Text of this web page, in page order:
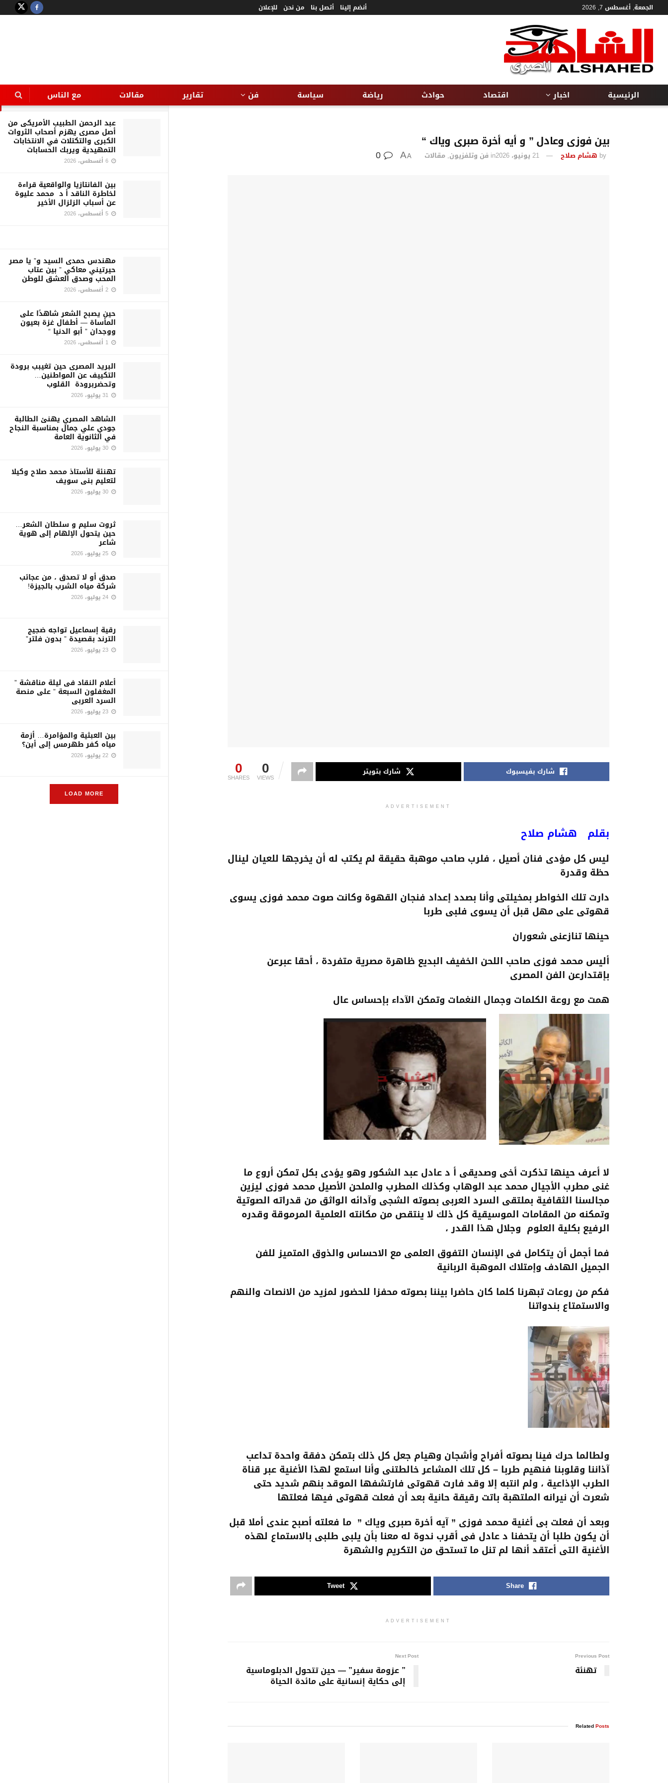
LATEST
وياك “
عبد الرحمن الطبيب الأمريكى من
أصل مصرى يهزم أصحاب الثروات
الكبرى والتكتلات في الانتخابات
التمهيدية ويربك الحسابات
بين الفانتازيا والواقعية قراءة
لخاطرة الناقد أ د محمد عليوة
عن أسباب الزلزال الأخير
مهندس حمدى السيد و” يا مصر
حيرتيني معاكي ” بين عتاب
المحب وصدق العشق للوطن
حين يصبح الشعر شاهدًا على
المأساة — أطفال غزة بعيون
ووجدان ” أبو الدنيا “
البريد المصرى حين تغيبب برودة
التكييف عن المواطنين…
وتحضربرودة القلوب
الشاهد المصري يهنئ الطالبة
جودي علي جمال بمناسبة النجاح
في الثانوية العامة
تهنئة للأستاذ محمد صلاح وكيلا
لتعليم بنى سويف
ثروت سليم و سلطان الشعر…
حين يتحول الإلهام إلى هوية
شاعر
صدق أو لا تصدق ، من عجائب
شركة مياه الشرب بالجيزة!
رقية إسماعيل تواجه ضجيج
الترند بقصيدة ” بدون فلتر”
أعلام النقاد فى ليلة مناقشة ”
المغفلون السبعة ” على منصة
السرد العربى
بين العبثية والمؤامرة… أزمة
مياه كفر طهرمس إلى أين؟
LOAD MORE
الجمعة, أغسطس 7, 2026 أنضم إلينا أتصل بنا من نحن للإعلان
الرئيسية اخبار اقتصاد حوادث رياضة سياسة فن تقارير مقالات مع الناس
بين فوزى وعادل ” و أيه أخرة صبرى وياك “
by هشام صلاح 21 يونيو، 2026 in فن وتلفزيون, مقالات A
A
0
SHARES 0
VIEWS
شارك بفيسبوك شارك بتويتر
ADVERTISEMENT
بقلم هشام صلاح
ليس كل مؤدى فنان أصيل ، فلرب صاحب موهبة حقيقة لم يكتب له أن يخرجها للعيان لينال
حظة وقدرة
دارت تلك الخواطر بمخيلتى وأنا بصدد إعداد فنجان القهوة وكانت صوت محمد فوزى يسوى
قهوتى على مهل قبل أن يسوى فلبى طربا
حينها تنازعنى شعوران
أليس محمد فوزى صاحب اللحن الخفيف البديع ظاهرة مصرية متفردة ، أحقا عبرعن
بإقتدارعن الفن المصرى
همت مع روعة الكلمات وجمال النغمات وتمكن الآداء بإحساس عال
لا أعرف حينها تذكرت أخى وصديقى أ د عادل عبد الشكور وهو يؤدى بكل تمكن أروع ما
غنى مطرب الأجيال محمد عبد الوهاب وكذلك المطرب والملحن الأصيل محمد فوزى ليزين
مجالسنا الثقافية بملتقى السرد العربى بصوته الشجى وآدائه الواثق من قدراته الصوتية
وتمكنه من المقامات الموسيقية كل ذلك لا ينتقص من مكانته العلمية المرموقة وقدره
الرفيع بكلية العلوم وجلال هذا القدر ،
فما أجمل أن يتكامل فى الإنسان التفوق العلمى مع الاحساس والذوق المتميز للفن
الجميل الهادف وإمتلاك الموهبة الربانية
فكم من روعات تبهرنا كلما كان حاضرا بيننا بصوته محفزا للحضور لمزيد من الانصات والنهم
والاستمتاع بندواتنا
ولطالما حرك فينا بصوته أفراح وأشجان وهيام جعل كل ذلك بتمكن دفقة واحدة تداعب
آذاننا وقلوبنا فنهيم طربا – كل تلك المشاعر خالطتنى وأنا استمع لهذا الأغنية عبر قناة
الطرب الإذاعية ، ولم انتبه إلا وقد فارت قهوتى فارتشفها الموقد بنهم شديد حتى
شعرت أن نيرانه الملتهبة باتت رقيقة حانية بعد أن فعلت قهوتى فيها فعلتها
وبعد أن فعلت بى أغنية محمد فوزى ” آيه أخرة صبرى وياك ” ما فعلته أصبح عندى أملا قبل
أن يكون طلبا أن يتحفنا د عادل فى أقرب ندوة له معنا بأن يلبى طلبى بالاستماع لهذه
الأغنية التى أعتقد أنها لم تنل ما تستحق من التكريم والشهرة
Share
Tweet
ADVERTISEMENT
Previous Post
تهنئة
Next Post
” عزومة سفير” — حين تتحول الدبلوماسية
إلى حكاية إنسانية على مائدة الحياة
RelatedPosts